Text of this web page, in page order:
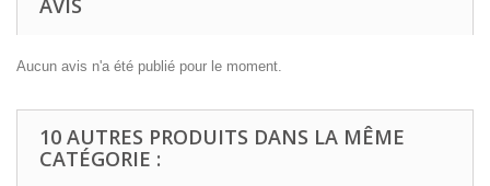
AVIS
Aucun avis n'a été publié pour le moment.
10 AUTRES PRODUITS DANS LA MÊME
CATÉGORIE :